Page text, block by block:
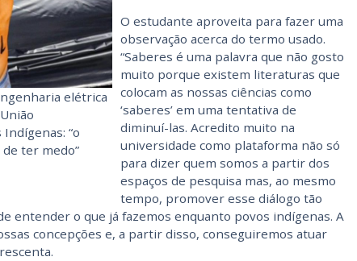
elétrica
“o
ter medo”
O estudante aproveita para fazer uma
observação acerca do termo usado.
“Saberes é uma palavra que não gosto
muito porque existem literaturas que
colocam as nossas ciências como
‘saberes’ em uma tentativa de
diminuí-las. Acredito muito na
universidade como plataforma não só
para dizer quem somos a partir dos
espaços de pesquisa mas, ao mesmo
tempo, promover esse diálogo tão
entender o que já fazemos enquanto povos indígenas. A
concepções e, a partir disso, conseguiremos atuar